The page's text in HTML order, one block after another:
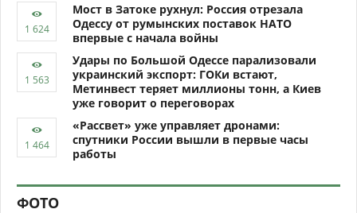
Мост в Затоке рухнул: Россия отрезала
Одессу от румынских поставок НАТО
впервые с начала войны
Удары по Большой Одессе парализовали
украинский экспорт: ГОКи встают,
Метинвест теряет миллионы тонн, а Киев
уже говорит о переговорах
«Рассвет» уже управляет дронами:
спутники России вышли в первые часы
работы
ФОТО